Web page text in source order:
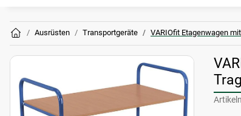
Ausrüsten Transportgeräte VARIOfit Etagenwagen